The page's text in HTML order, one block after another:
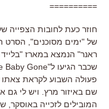
==========
חוזר כעת לחובות
של "ימים מסוכנים", הסרט
ראנר" הנמצא במארז
פעולה השבוע לקראת צאתו
שם באיזור מרץ. ויש לי גם
המובילים לזכייה